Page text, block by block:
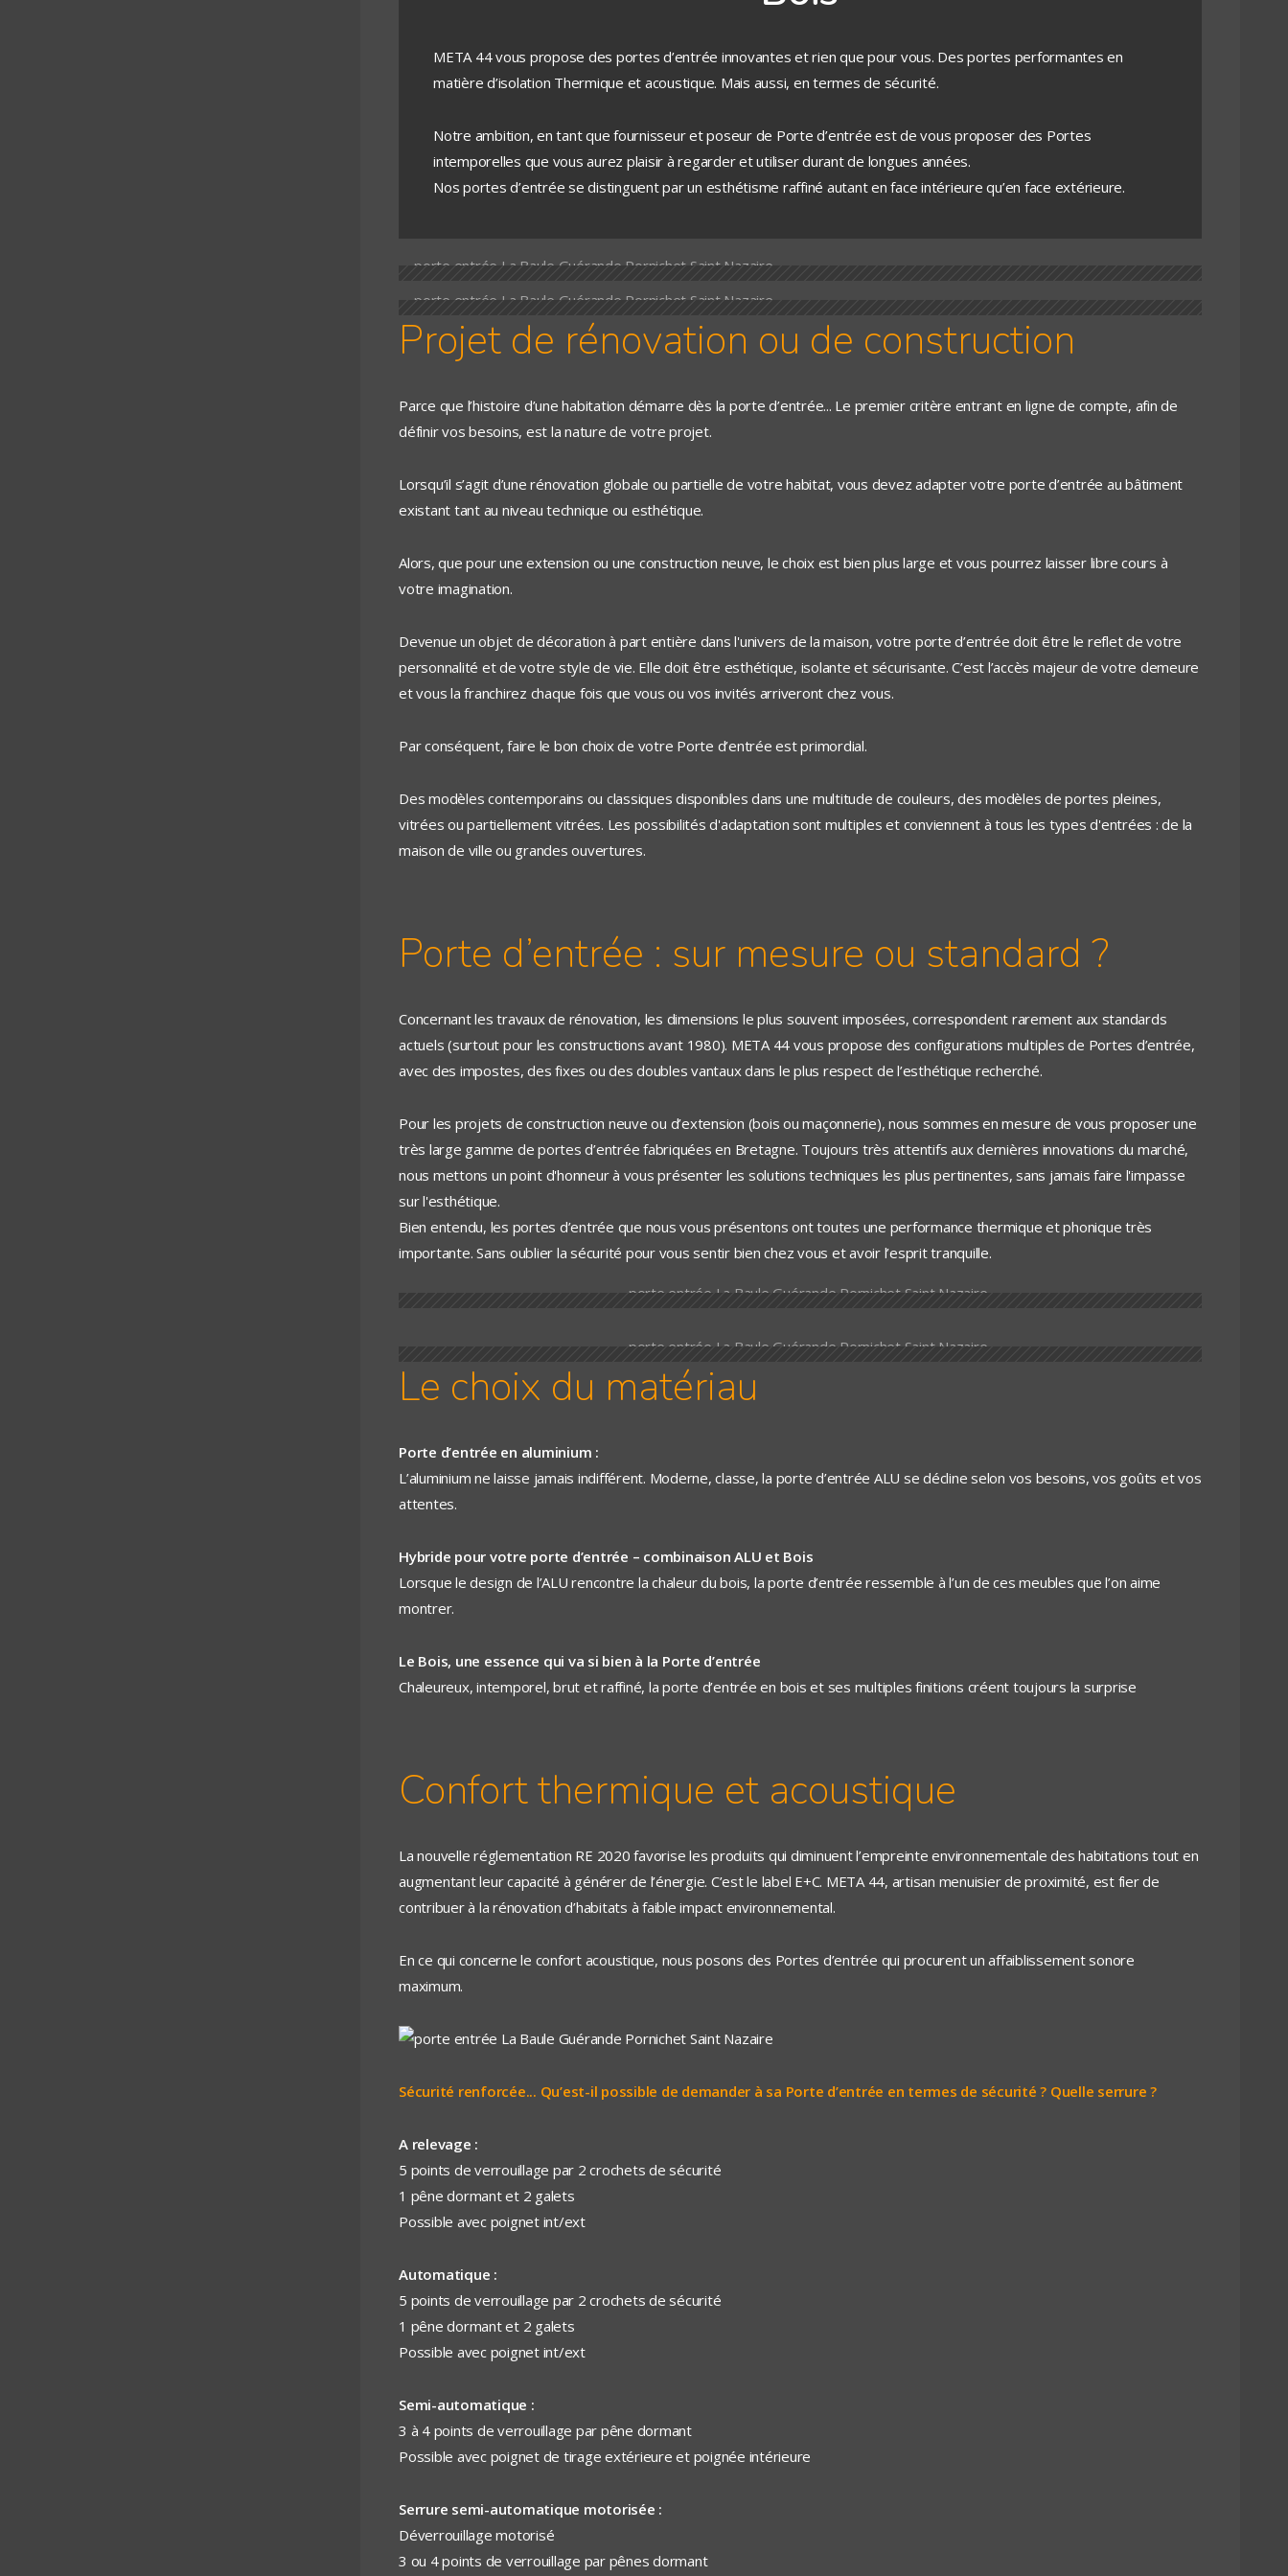
META 44 vous propose des portes d’entrée innovantes et rien que pour vous. Des portes performantes en
matière d’isolation Thermique et acoustique. Mais aussi, en termes de sécurité.
Notre ambition, en tant que fournisseur et poseur de Porte d’entrée est de vous proposer des Portes
intemporelles que vous aurez plaisir à regarder et utiliser durant de longues années.
Nos portes d’entrée se distinguent par un esthétisme raffiné autant en face intérieure qu’en face extérieure.
Projet de rénovation ou de construction
Parce que l’histoire d’une habitation démarre dès la porte d’entrée... Le premier critère entrant en ligne de compte, afin de
définir vos besoins, est la nature de votre projet.
Lorsqu’il s’agit d’une rénovation globale ou partielle de votre habitat, vous devez adapter votre porte d’entrée au bâtiment
existant tant au niveau technique ou esthétique.
Alors, que pour une extension ou une construction neuve, le choix est bien plus large et vous pourrez laisser libre cours à
votre imagination.
Devenue un objet de décoration à part entière dans l'univers de la maison, votre porte d’entrée doit être le reflet de votre
personnalité et de votre style de vie. Elle doit être esthétique, isolante et sécurisante. C’est l’accès majeur de votre demeure
et vous la franchirez chaque fois que vous ou vos invités arriveront chez vous.
Par conséquent, faire le bon choix de votre Porte d’entrée est primordial.
Des modèles contemporains ou classiques disponibles dans une multitude de couleurs, des modèles de portes pleines,
vitrées ou partiellement vitrées. Les possibilités d'adaptation sont multiples et conviennent à tous les types d'entrées : de la
maison de ville ou grandes ouvertures.
Porte d’entrée : sur mesure ou standard ?
Concernant les travaux de rénovation, les dimensions le plus souvent imposées, correspondent rarement aux standards
actuels (surtout pour les constructions avant 1980). META 44 vous propose des configurations multiples de Portes d’entrée,
avec des impostes, des fixes ou des doubles vantaux dans le plus respect de l’esthétique recherché.
Pour les projets de construction neuve ou d’extension (bois ou maçonnerie), nous sommes en mesure de vous proposer une
très large gamme de portes d’entrée fabriquées en Bretagne. Toujours très attentifs aux dernières innovations du marché,
nous mettons un point d'honneur à vous présenter les solutions techniques les plus pertinentes, sans jamais faire l'impasse
sur l'esthétique.
Bien entendu, les portes d’entrée que nous vous présentons ont toutes une performance thermique et phonique très
importante. Sans oublier la sécurité pour vous sentir bien chez vous et avoir l’esprit tranquille.
Le choix du matériau
Porte d’entrée en aluminium :
L’aluminium ne laisse jamais indifférent. Moderne, classe, la porte d’entrée ALU se décline selon vos besoins, vos goûts et vos
attentes.
Hybride pour votre porte d’entrée – combinaison ALU et Bois
Lorsque le design de l’ALU rencontre la chaleur du bois, la porte d’entrée ressemble à l’un de ces meubles que l’on aime
montrer.
Le Bois, une essence qui va si bien à la Porte d’entrée
Chaleureux, intemporel, brut et raffiné, la porte d’entrée en bois et ses multiples finitions créent toujours la surprise
Confort thermique et acoustique
La nouvelle réglementation RE 2020 favorise les produits qui diminuent l’empreinte environnementale des habitations tout en
augmentant leur capacité à générer de l’énergie. C’est le label E+C. META 44, artisan menuisier de proximité, est fier de
contribuer à la rénovation d’habitats à faible impact environnemental.
En ce qui concerne le confort acoustique, nous posons des Portes d’entrée qui procurent un affaiblissement sonore
maximum.
Sécurité renforcée... Qu’est-il possible de demander à sa Porte d’entrée en termes de sécurité ? Quelle serrure ?
A relevage :
5 points de verrouillage par 2 crochets de sécurité
1 pêne dormant et 2 galets
Possible avec poignet int/ext
Automatique :
5 points de verrouillage par 2 crochets de sécurité
1 pêne dormant et 2 galets
Possible avec poignet int/ext
Semi-automatique :
3 à 4 points de verrouillage par pêne dormant
Possible avec poignet de tirage extérieure et poignée intérieure
Serrure semi-automatique motorisée :
Déverrouillage motorisé
3 ou 4 points de verrouillage par pênes dormant